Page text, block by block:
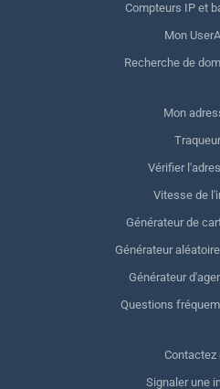
Compteurs IP et
Mon
Recherche de
Mon
Vérifier
Vitesse de
Générateur de
Générateur
Générateur
Questions
Contactez
Signaler une